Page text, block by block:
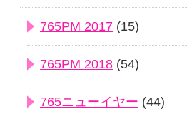
765PM 2017 (15)
765PM 2018 (54)
765ニューイヤー (44)